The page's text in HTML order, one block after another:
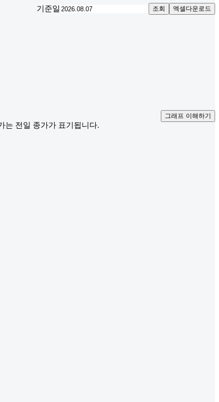
기준일 조회 엑셀다운로드
는 전일 종가가 표기됩니다.
그래프 이해하기